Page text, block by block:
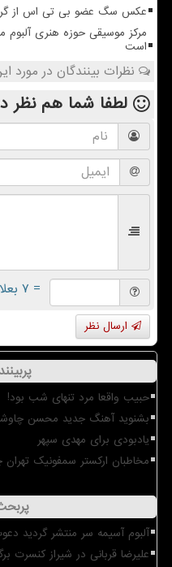
عکس سگ عضو بی تی اس از
مرکز موسیقی حوزه هنری
است
نظرات بینندگان در مورد
لطفا شما همنظر
= ۷ بعلاوه ۱
ارسال نظر
حبیب واقعا مرد تنهای شب بود!
بشنوید آهنگ جدید محسن
یادبودی برای مهدی سپهر
مخاطبان ارکستر سمفونیک تهران
آلبوم آسیمه سر منتشر گردید
علیرضا قربانی در شیراز کنسرت